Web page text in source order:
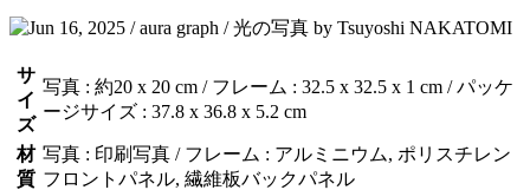
サ
イ
ズ
写真 : 約20 x 20 cm / フレーム : 32.5 x 32.5 x 1 cm / パッケ
ージサイズ : 37.8 x 36.8 x 5.2 cm
材
質
写真 : 印刷写真 / フレーム : アルミニウム, ポリスチレン
フロントパネル, 繊維板バックパネル